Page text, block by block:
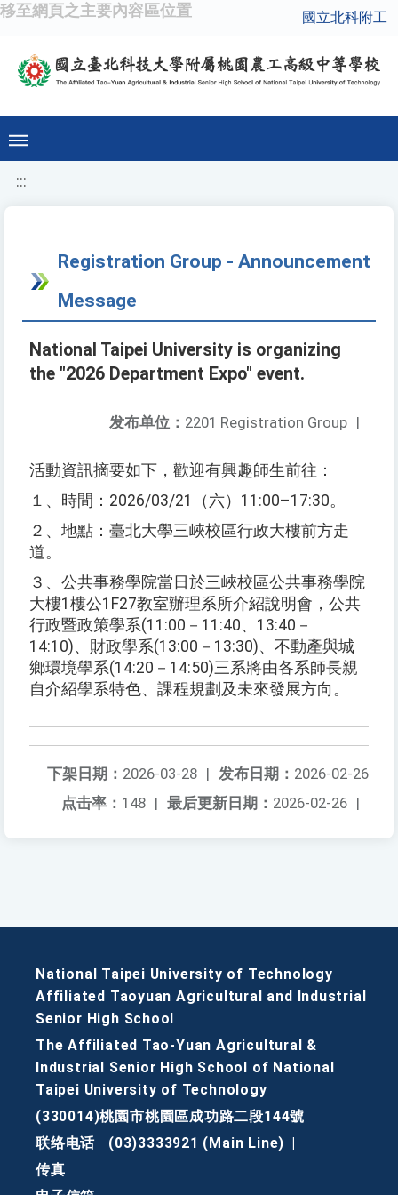
移至網頁之主要內容區位置 國立北科附工
:::
Registration Group - Announcement
Message
National Taipei University is organizing
the "2026 Department Expo" event.
发布单位： 2201 Registration Group |
活動資訊摘要如下，歡迎有興趣師生前往：
１、時間：2026/03/21（六）11:00–17:30。
２、地點：臺北大學三峽校區行政大樓前方走
道。
３、公共事務學院當日於三峽校區公共事務學院
大樓1樓公1F27教室辦理系所介紹說明會，公共
行政暨政策學系(11:00－11:40、13:40－
14:10)、財政學系(13:00－13:30)、不動產與城
鄉環境學系(14:20－14:50)三系將由各系師長親
自介紹學系特色、課程規劃及未來發展方向。
发布日期： 2026-02-26
下架日期： 2026-03-28 |
最后更新日期： 2026-02-26 |
点击率： 148 |
National Taipei University of Technology
Affiliated Taoyuan Agricultural and Industrial
Senior High School
The Affiliated Tao-Yuan Agricultural &
Industrial Senior High School of National
Taipei University of Technology
(330014)桃園市桃園區成功路二段144號
联络电话
(03)3333921 (Main Line)
传真